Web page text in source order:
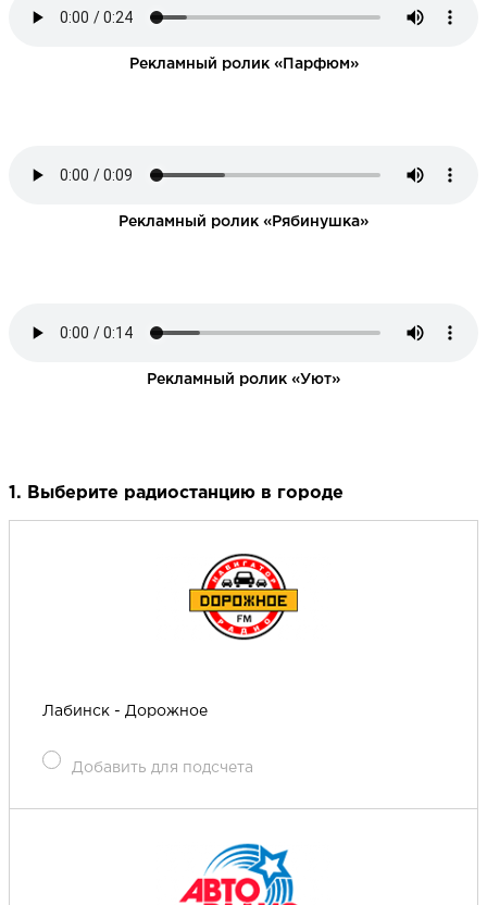
Рекламный ролик «Парфюм»
Рекламный ролик «Рябинушка»
Рекламный ролик «Уют»
1. Выберите радиостанцию в городе
Лабинск - Дорожное
Добавить для подсчета